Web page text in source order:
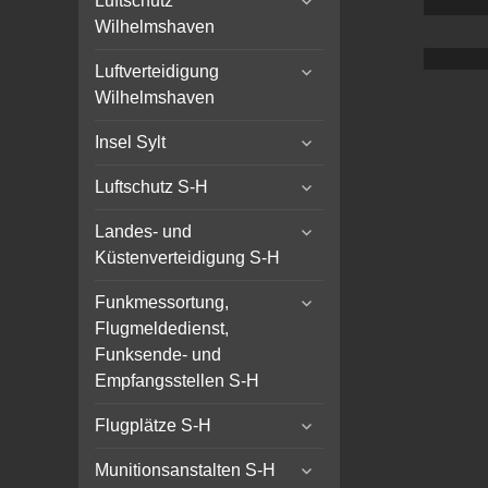
Wilhelmshaven
Luftverteidigung
Wilhelmshaven
expand
Insel Sylt
expand
menu
Luftschutz S-H
expand
menu
Landes- und
Küstenverteidigung S-H
expand
Funkmessortung,
Flugmeldedienst,
Funksende- und
Empfangsstellen S-H
expand
Flugplätze S-H
expand
menu
Munitionsanstalten S-H
expand